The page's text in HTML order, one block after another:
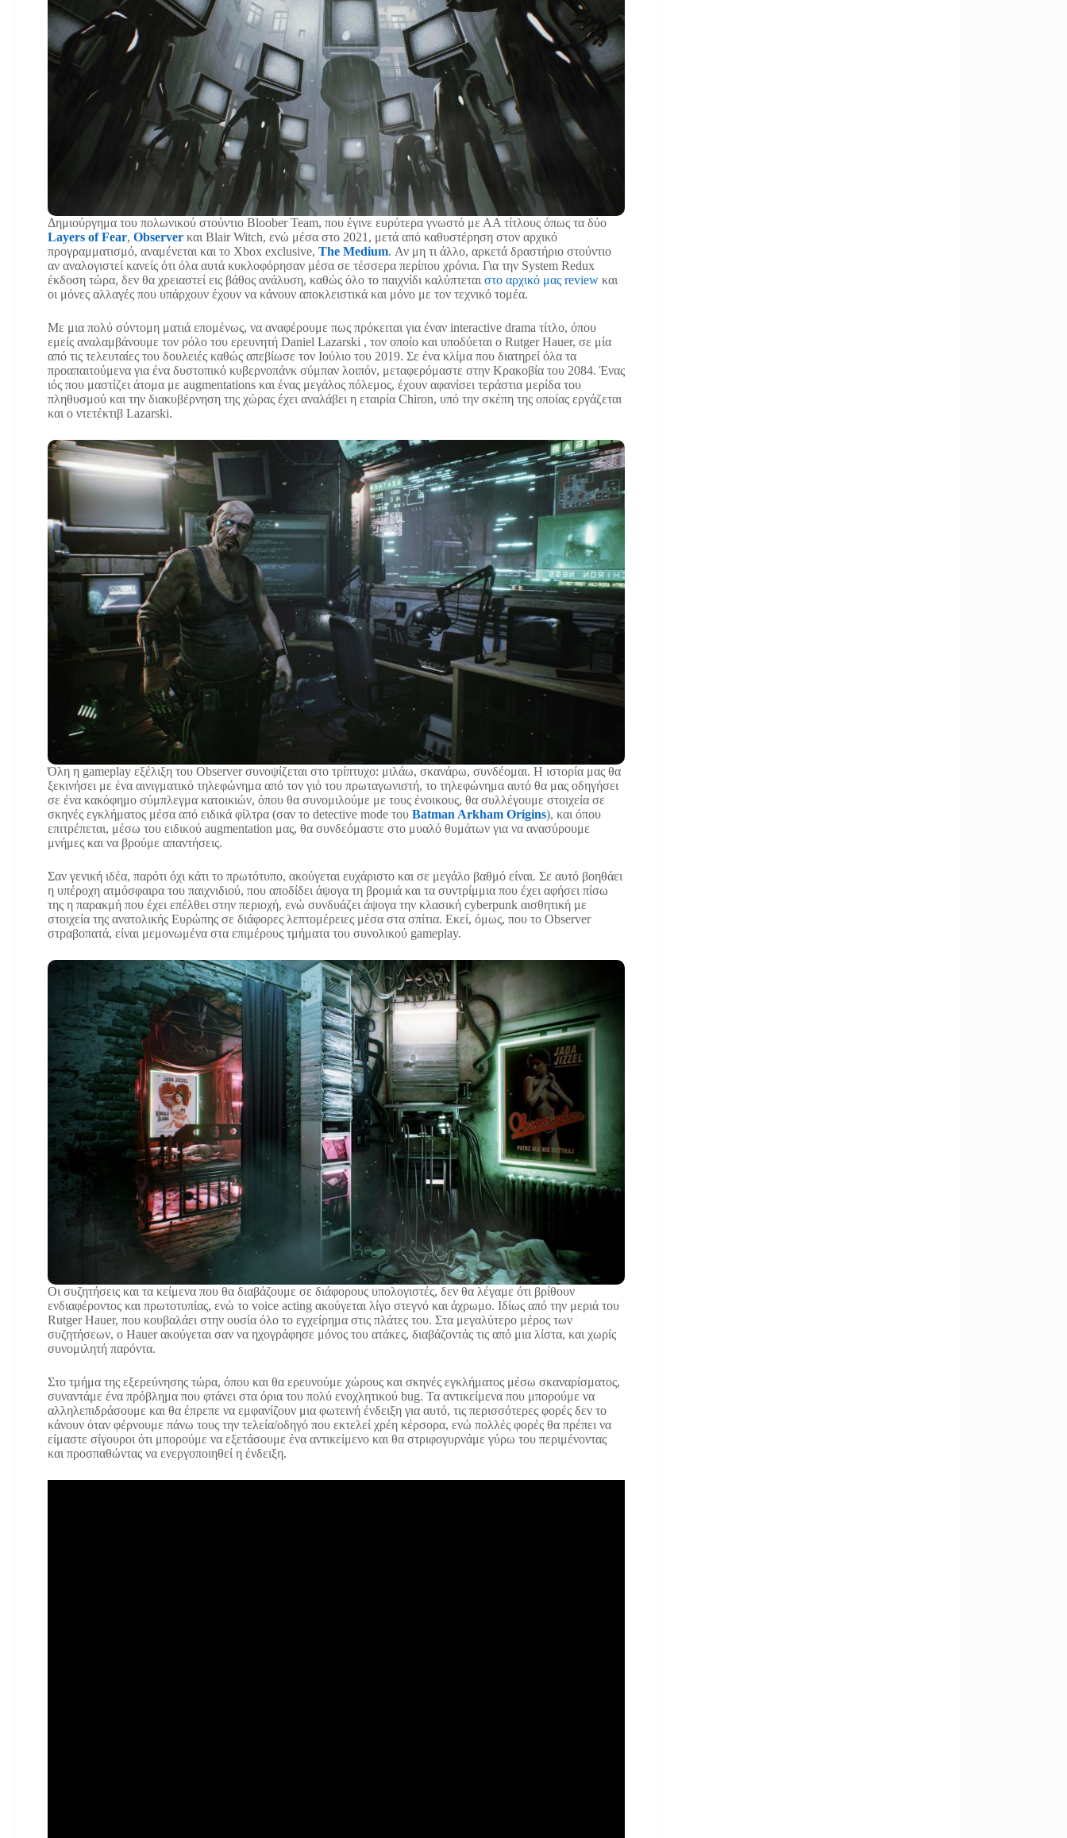
Δημιούργημα του πολωνικού στούντιο Bloober Team, που έγινε ευρύτερα γνωστό με ΑΑ τίτλους όπως τα δύο
Layers of Fear, Observer και Blair Witch, ενώ μέσα στο 2021, μετά από καθυστέρηση στον αρχικό
προγραμματισμό, αναμένεται και το Xbox exclusive, The Medium. Αν μη τι άλλο, αρκετά δραστήριο στούντιο
αν αναλογιστεί κανείς ότι όλα αυτά κυκλοφόρησαν μέσα σε τέσσερα περίπου χρόνια. Για την System Redux
έκδοση τώρα, δεν θα χρειαστεί εις βάθος ανάλυση, καθώς όλο το παιχνίδι καλύπτεται στο αρχικό μας review και
οι μόνες αλλαγές που υπάρχουν έχουν να κάνουν αποκλειστικά και μόνο με τον τεχνικό τομέα.
Με μια πολύ σύντομη ματιά επομένως, να αναφέρουμε πως πρόκειται για έναν interactive drama τίτλο, όπου
εμείς αναλαμβάνουμε τον ρόλο του ερευνητή Daniel Lazarski , τον οποίο και υποδύεται ο Rutger Hauer, σε μία
από τις τελευταίες του δουλειές καθώς απεβίωσε τον Ιούλιο του 2019. Σε ένα κλίμα που διατηρεί όλα τα
προαπαιτούμενα για ένα δυστοπικό κυβερνοπάνκ σύμπαν λοιπόν, μεταφερόμαστε στην Κρακοβία του 2084. Ένας
ιός που μαστίζει άτομα με augmentations και ένας μεγάλος πόλεμος, έχουν αφανίσει τεράστια μερίδα του
πληθυσμού και την διακυβέρνηση της χώρας έχει αναλάβει η εταιρία Chiron, υπό την σκέπη της οποίας εργάζεται
και ο ντετέκτιβ Lazarski.
Όλη η gameplay εξέλιξη του Observer συνοψίζεται στο τρίπτυχο: μιλάω, σκανάρω, συνδέομαι. Η ιστορία μας θα
ξεκινήσει με ένα αινιγματικό τηλεφώνημα από τον γιό του πρωταγωνιστή, το τηλεφώνημα αυτό θα μας οδηγήσει
σε ένα κακόφημο σύμπλεγμα κατοικιών, όπου θα συνομιλούμε με τους ένοικους, θα συλλέγουμε στοιχεία σε
σκηνές εγκλήματος μέσα από ειδικά φίλτρα (σαν το detective mode του Batman Arkham Origins), και όπου
επιτρέπεται, μέσω του ειδικού augmentation μας, θα συνδεόμαστε στο μυαλό θυμάτων για να ανασύρουμε
μνήμες και να βρούμε απαντήσεις.
Σαν γενική ιδέα, παρότι όχι κάτι το πρωτότυπο, ακούγεται ευχάριστο και σε μεγάλο βαθμό είναι. Σε αυτό βοηθάει
η υπέροχη ατμόσφαιρα του παιχνιδιού, που αποδίδει άψογα τη βρομιά και τα συντρίμμια που έχει αφήσει πίσω
της η παρακμή που έχει επέλθει στην περιοχή, ενώ συνδυάζει άψογα την κλασική cyberpunk αισθητική με
στοιχεία της ανατολικής Ευρώπης σε διάφορες λεπτομέρειες μέσα στα σπίτια. Εκεί, όμως, που το Observer
στραβοπατά, είναι μεμονωμένα στα επιμέρους τμήματα του συνολικού gameplay.
Οι συζητήσεις και τα κείμενα που θα διαβάζουμε σε διάφορους υπολογιστές, δεν θα λέγαμε ότι βρίθουν
ενδιαφέροντος και πρωτοτυπίας, ενώ το voice acting ακούγεται λίγο στεγνό και άχρωμο. Ιδίως από την μεριά του
Rutger Hauer, που κουβαλάει στην ουσία όλο το εγχείρημα στις πλάτες του. Στα μεγαλύτερο μέρος των
συζητήσεων, ο Hauer ακούγεται σαν να ηχογράφησε μόνος του ατάκες, διαβάζοντάς τις από μια λίστα, και χωρίς
συνομιλητή παρόντα.
Στο τμήμα της εξερεύνησης τώρα, όπου και θα ερευνούμε χώρους και σκηνές εγκλήματος μέσω σκαναρίσματος,
συναντάμε ένα πρόβλημα που φτάνει στα όρια του πολύ ενοχλητικού bug. Τα αντικείμενα που μπορούμε να
αλληλεπιδράσουμε και θα έπρεπε να εμφανίζουν μια φωτεινή ένδειξη για αυτό, τις περισσότερες φορές δεν το
κάνουν όταν φέρνουμε πάνω τους την τελεία/οδηγό που εκτελεί χρέη κέρσορα, ενώ πολλές φορές θα πρέπει να
είμαστε σίγουροι ότι μπορούμε να εξετάσουμε ένα αντικείμενο και θα στριφογυρνάμε γύρω του περιμένοντας
και προσπαθώντας να ενεργοποιηθεί η ένδειξη.